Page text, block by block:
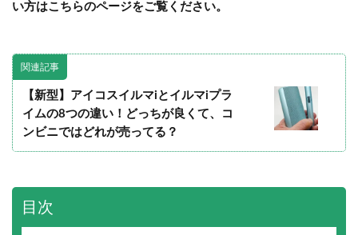
い方はこちらのページをご覧ください。
関連記事
【新型】アイコスイルマiとイルマiプラ
イムの8つの違い！どっちが良くて、コ
ンビニではどれが売ってる？
目次